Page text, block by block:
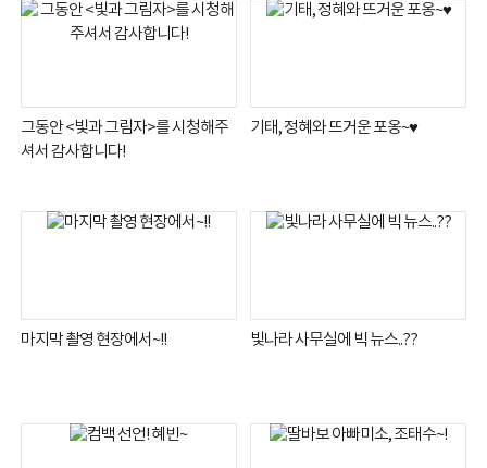
그동안 <빛과 그림자>를 시청해주
셔서 감사합니다!
기태, 정혜와 뜨거운 포옹~♥
마지막 촬영 현장에서~!! 빛나라 사무실에 빅 뉴스..??